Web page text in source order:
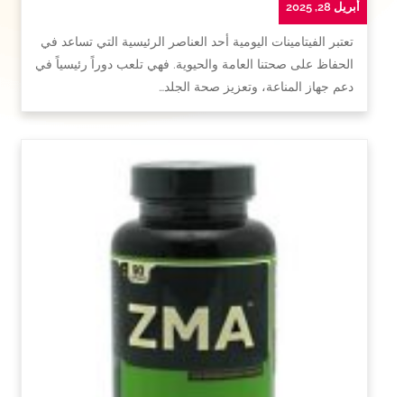
أبريل 28, 2025
تعتبر الفيتامينات اليومية أحد العناصر الرئيسية التي تساعد في
الحفاظ على صحتنا العامة والحيوية. فهي تلعب دوراً رئيسياً في
دعم جهاز المناعة، وتعزيز صحة الجلد…